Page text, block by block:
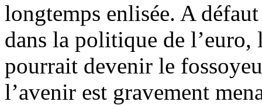
longtemps enlisée. A
dans la politique de l’euro,
pourrait devenir le
l’avenir est gravement